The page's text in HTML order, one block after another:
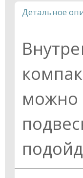
Детальное
можно